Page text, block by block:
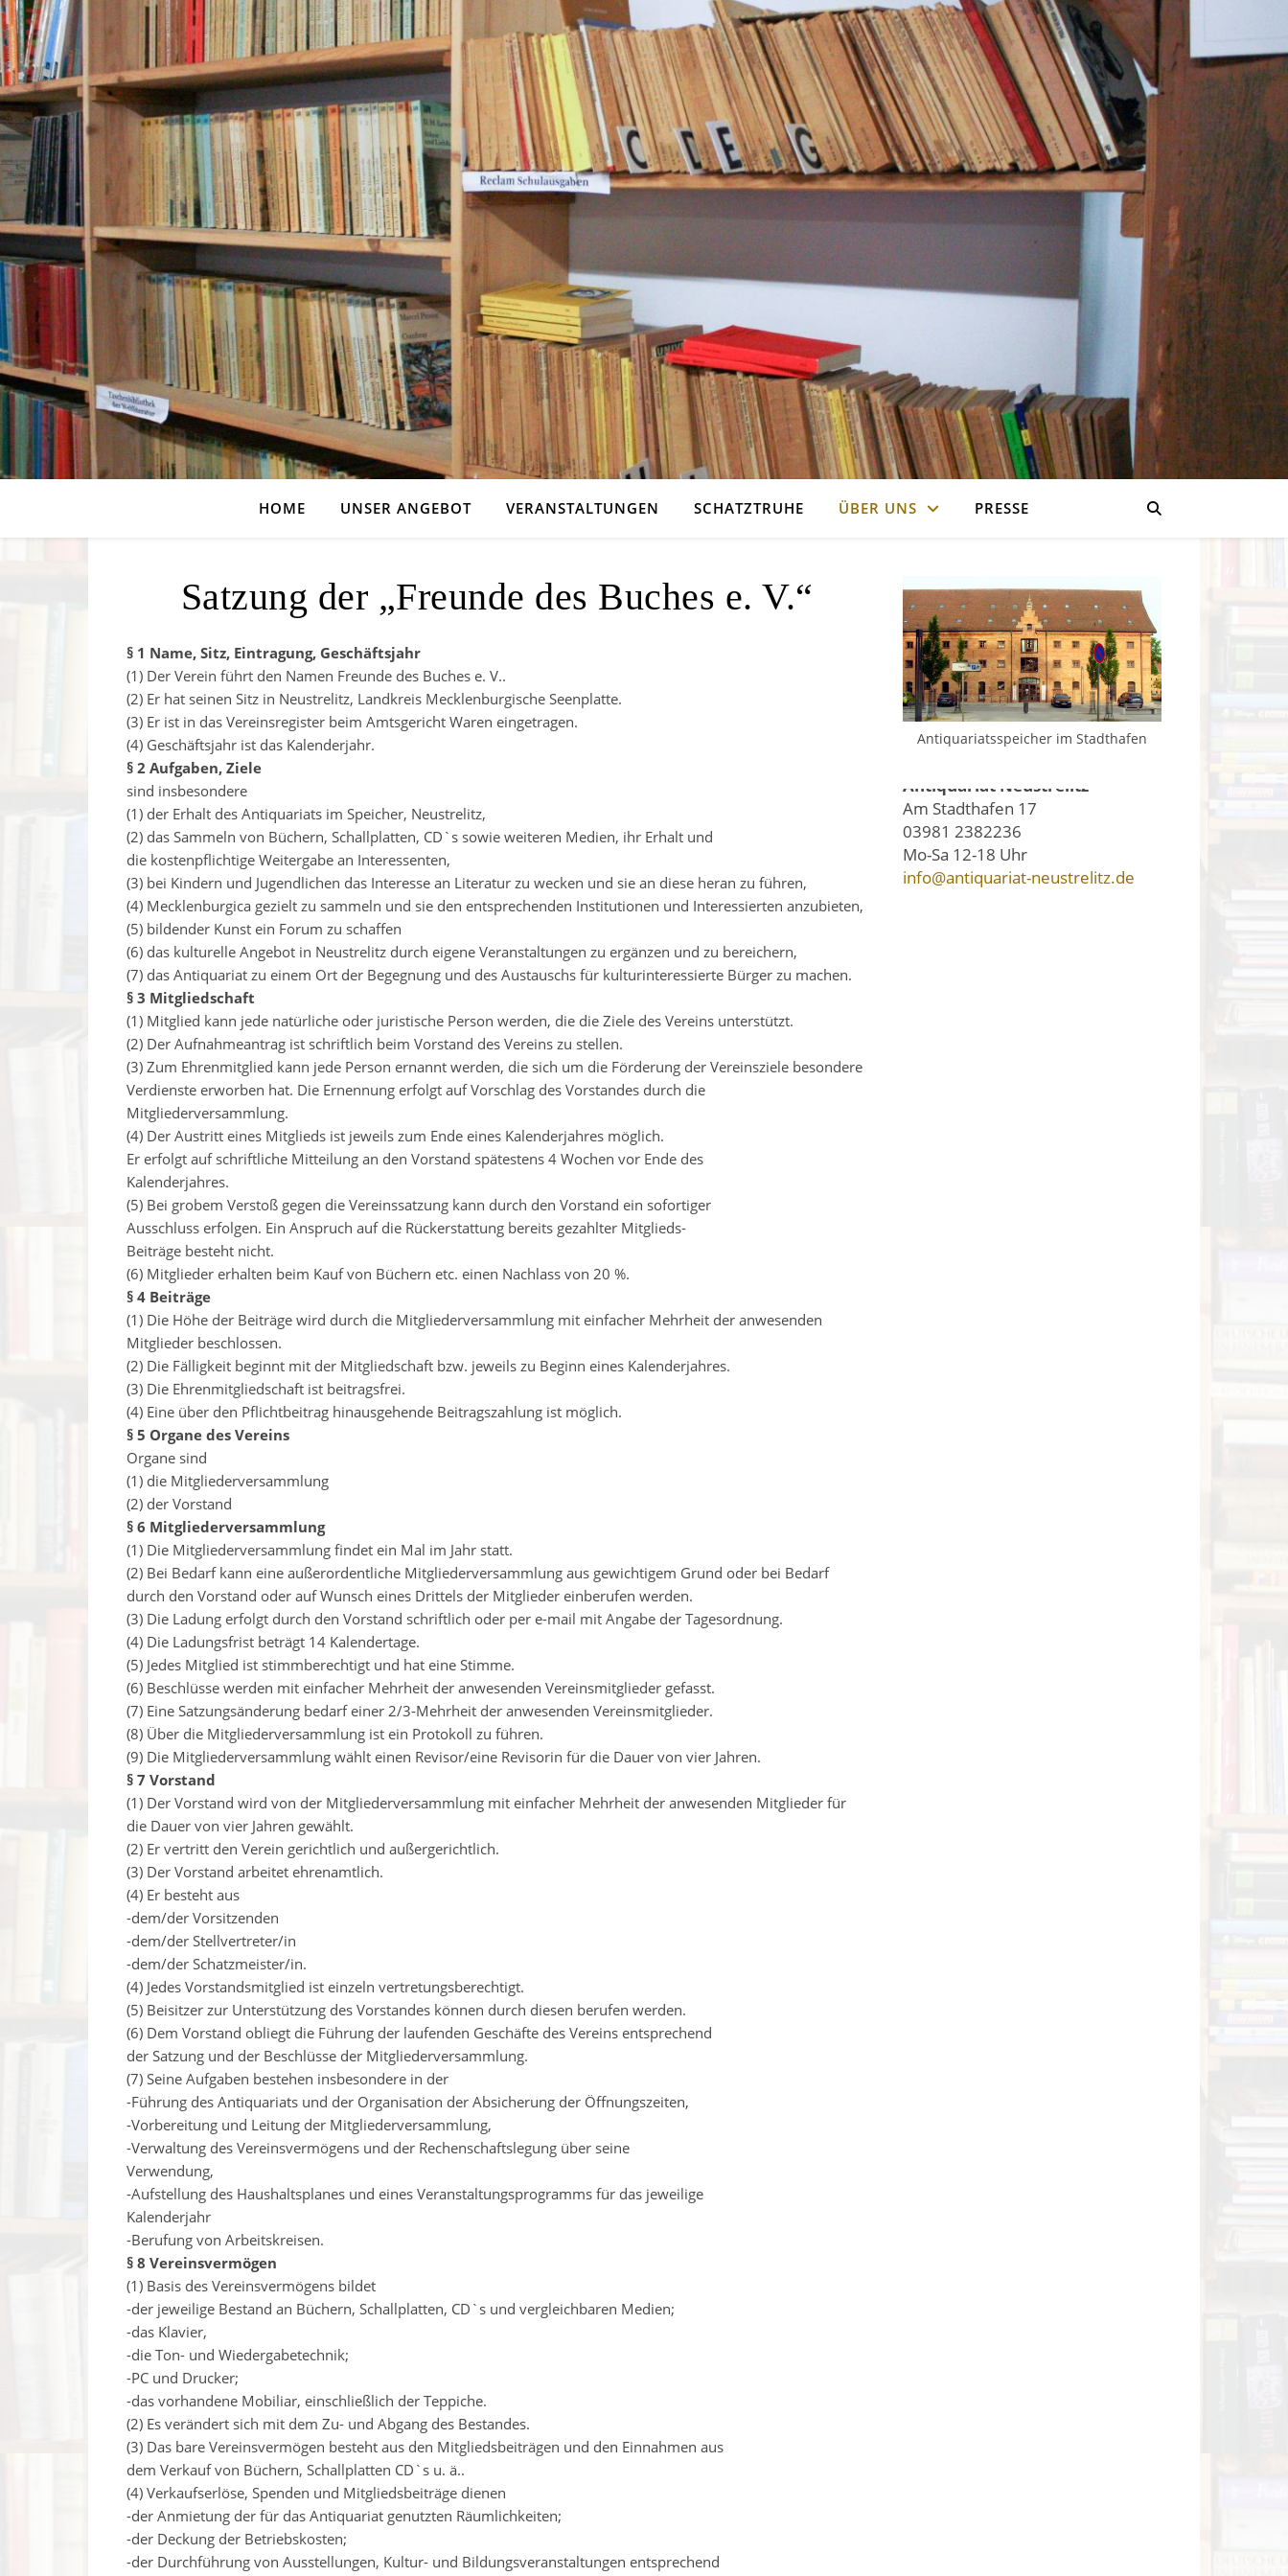
HOME UNSER ANGEBOT VERANSTALTUNGEN SCHATZTRUHE ÜBER UNS PRESSE
Satzung der „Freunde des Buches e. V.“
§ 1 Name, Sitz, Eintragung, Geschäftsjahr
(1) Der Verein führt den Namen Freunde des Buches e. V..
(2) Er hat seinen Sitz in Neustrelitz, Landkreis Mecklenburgische Seenplatte.
(3) Er ist in das Vereinsregister beim Amtsgericht Waren eingetragen.
(4) Geschäftsjahr ist das Kalenderjahr.
§ 2 Aufgaben, Ziele
sind insbesondere
(1) der Erhalt des Antiquariats im Speicher, Neustrelitz,
(2) das Sammeln von Büchern, Schallplatten, CD`s sowie weiteren Medien, ihr Erhalt und
die kostenpflichtige Weitergabe an Interessenten,
(3) bei Kindern und Jugendlichen das Interesse an Literatur zu wecken und sie an diese heran zu führen,
(4) Mecklenburgica gezielt zu sammeln und sie den entsprechenden Institutionen und Interessierten anzubieten,
(5) bildender Kunst ein Forum zu schaffen
(6) das kulturelle Angebot in Neustrelitz durch eigene Veranstaltungen zu ergänzen und zu bereichern,
(7) das Antiquariat zu einem Ort der Begegnung und des Austauschs für kulturinteressierte Bürger zu machen.
§ 3 Mitgliedschaft
(1) Mitglied kann jede natürliche oder juristische Person werden, die die Ziele des Vereins unterstützt.
(2) Der Aufnahmeantrag ist schriftlich beim Vorstand des Vereins zu stellen.
(3) Zum Ehrenmitglied kann jede Person ernannt werden, die sich um die Förderung der Vereinsziele besondere
Verdienste erworben hat. Die Ernennung erfolgt auf Vorschlag des Vorstandes durch die
Mitgliederversammlung.
(4) Der Austritt eines Mitglieds ist jeweils zum Ende eines Kalenderjahres möglich.
Er erfolgt auf schriftliche Mitteilung an den Vorstand spätestens 4 Wochen vor Ende des
Kalenderjahres.
(5) Bei grobem Verstoß gegen die Vereinssatzung kann durch den Vorstand ein sofortiger
Ausschluss erfolgen. Ein Anspruch auf die Rückerstattung bereits gezahlter Mitglieds-
Beiträge besteht nicht.
(6) Mitglieder erhalten beim Kauf von Büchern etc. einen Nachlass von 20 %.
§ 4 Beiträge
(1) Die Höhe der Beiträge wird durch die Mitgliederversammlung mit einfacher Mehrheit der anwesenden
Mitglieder beschlossen.
(2) Die Fälligkeit beginnt mit der Mitgliedschaft bzw. jeweils zu Beginn eines Kalenderjahres.
(3) Die Ehrenmitgliedschaft ist beitragsfrei.
(4) Eine über den Pflichtbeitrag hinausgehende Beitragszahlung ist möglich.
§ 5 Organe des Vereins
Organe sind
(1) die Mitgliederversammlung
(2) der Vorstand
§ 6 Mitgliederversammlung
(1) Die Mitgliederversammlung findet ein Mal im Jahr statt.
(2) Bei Bedarf kann eine außerordentliche Mitgliederversammlung aus gewichtigem Grund oder bei Bedarf
durch den Vorstand oder auf Wunsch eines Drittels der Mitglieder einberufen werden.
(3) Die Ladung erfolgt durch den Vorstand schriftlich oder per e-mail mit Angabe der Tagesordnung.
(4) Die Ladungsfrist beträgt 14 Kalendertage.
(5) Jedes Mitglied ist stimmberechtigt und hat eine Stimme.
(6) Beschlüsse werden mit einfacher Mehrheit der anwesenden Vereinsmitglieder gefasst.
(7) Eine Satzungsänderung bedarf einer 2/3-Mehrheit der anwesenden Vereinsmitglieder.
(8) Über die Mitgliederversammlung ist ein Protokoll zu führen.
(9) Die Mitgliederversammlung wählt einen Revisor/eine Revisorin für die Dauer von vier Jahren.
§ 7 Vorstand
(1) Der Vorstand wird von der Mitgliederversammlung mit einfacher Mehrheit der anwesenden Mitglieder für
die Dauer von vier Jahren gewählt.
(2) Er vertritt den Verein gerichtlich und außergerichtlich.
(3) Der Vorstand arbeitet ehrenamtlich.
(4) Er besteht aus
-dem/der Vorsitzenden
-dem/der Stellvertreter/in
-dem/der Schatzmeister/in.
(4) Jedes Vorstandsmitglied ist einzeln vertretungsberechtigt.
(5) Beisitzer zur Unterstützung des Vorstandes können durch diesen berufen werden.
(6) Dem Vorstand obliegt die Führung der laufenden Geschäfte des Vereins entsprechend
der Satzung und der Beschlüsse der Mitgliederversammlung.
(7) Seine Aufgaben bestehen insbesondere in der
-Führung des Antiquariats und der Organisation der Absicherung der Öffnungszeiten,
-Vorbereitung und Leitung der Mitgliederversammlung,
-Verwaltung des Vereinsvermögens und der Rechenschaftslegung über seine
Verwendung,
-Aufstellung des Haushaltsplanes und eines Veranstaltungsprogramms für das jeweilige
Kalenderjahr
-Berufung von Arbeitskreisen.
§ 8 Vereinsvermögen
(1) Basis des Vereinsvermögens bildet
-der jeweilige Bestand an Büchern, Schallplatten, CD`s und vergleichbaren Medien;
-das Klavier,
-die Ton- und Wiedergabetechnik;
-PC und Drucker;
-das vorhandene Mobiliar, einschließlich der Teppiche.
(2) Es verändert sich mit dem Zu- und Abgang des Bestandes.
(3) Das bare Vereinsvermögen besteht aus den Mitgliedsbeiträgen und den Einnahmen aus
dem Verkauf von Büchern, Schallplatten CD`s u. ä..
(4) Verkaufserlöse, Spenden und Mitgliedsbeiträge dienen
-der Anmietung der für das Antiquariat genutzten Räumlichkeiten;
-der Deckung der Betriebskosten;
-der Durchführung von Ausstellungen, Kultur- und Bildungsveranstaltungen entsprechend
Antiquariatsspeicher im Stadthafen
Antiquariat Neustrelitz
Am Stadthafen 17
03981 2382236
Mo-Sa 12-18 Uhr
info@antiquariat-neustrelitz.de